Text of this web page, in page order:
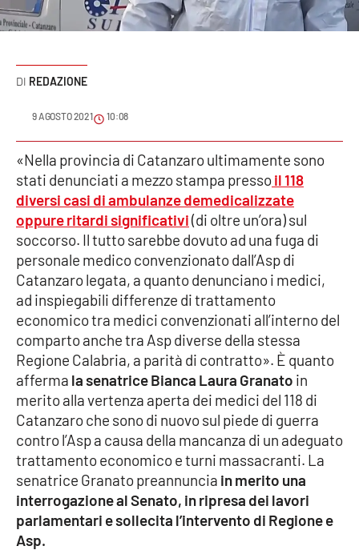
Sport
Meteo
Editoriali
VIDEO
Ambiente
Cronaca
Cultura
Economia e Lavoro
Politica
Sanità
Società
REDAZIONE
9 AGOSTO 2021 10:08
«Nella provincia di Catanzaro ultimamente sono
stati denunciati a mezzo stampa pressoil 118
diversi casi di ambulanze demedicalizzate
oppure ritardi significativi(di oltre un’ora) sul
soccorso. Il tutto sarebbe dovuto ad una fuga di
personale medico convenzionato dall’Asp di
Catanzaro legata, a quanto denunciano i medici,
ad inspiegabili differenze di trattamento
economico tra medici convenzionati all’interno del
comparto anche tra Asp diverse della stessa
Regione Calabria, a parità di contratto». È quanto
afferma la senatrice Bianca Laura Granato in
merito alla vertenza aperta dei medici del 118 di
Catanzaro che sono di nuovo sul piede di guerra
contro l’Asp a causa della mancanza di un adeguato
trattamento economico e turni massacranti. La
senatrice Granato preannuncia in merito una
interrogazione al Senato, in ripresa dei lavori
parlamentari e sollecita l’intervento di Regione e
Asp.